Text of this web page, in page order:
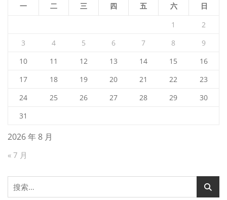
2026 年 8 月
一 二 三 四 五 六
日
1
2
3
4 5 6 7 8
9
10
11 12 13 14 15
16
17
18 19 20 21 22
23
24
25 26 27 28 29
30
31
« 7 月
搜
索：